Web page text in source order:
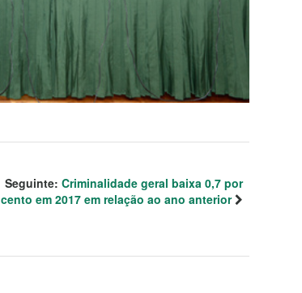
Seguinte: Criminalidade geral baixa 0,7 por
cento em 2017 em relação ao ano anterior